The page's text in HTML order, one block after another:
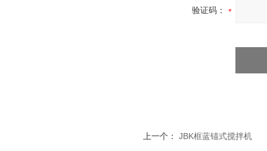
验证码：
上一个： JBK框蓝锚式搅拌机